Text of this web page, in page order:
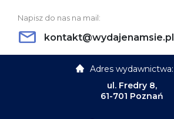
Napisz do nas na mail:
kontakt@wydajenamsie.pl
Adres wydawnictwa:
ul. Fredry 8,
61-701 Poznań